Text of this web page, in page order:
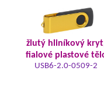
žlutý hliníkový
fialové plastové
USB6-2.0-0509-2